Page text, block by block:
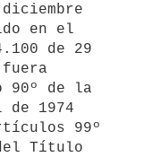
en el
de 29
90º de la
1974
99º
Título